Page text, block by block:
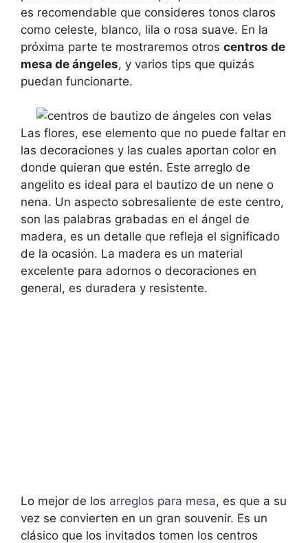
es recomendable que consideres tonos claros
como celeste, blanco, lila o rosa suave. En la
próxima parte te mostraremos otros centros de
mesa de ángeles, y varios tips que quizás
puedan funcionarte.
Las flores, ese elemento que no puede faltar en
las decoraciones y las cuales aportan color en
donde quieran que estén. Este arreglo de
angelito es ideal para el bautizo de un nene o
nena. Un aspecto sobresaliente de este centro,
son las palabras grabadas en el ángel de
madera, es un detalle que refleja el significado
de la ocasión. La madera es un material
excelente para adornos o decoraciones en
general, es duradera y resistente.
Lo mejor de los arreglos para mesa, es que a su
vez se convierten en un gran souvenir. Es un
clásico que los invitados tomen los centros